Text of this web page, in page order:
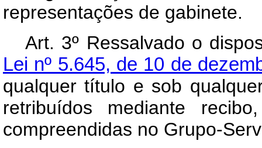
representações de gabinete.
Art. 3º Ressalvado o
Lei nº 5.645, de 10 de
qualquer título e sob
retribuídos mediante
compreendidas no Grupo-